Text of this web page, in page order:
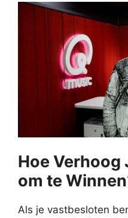
Hoe Verhoog
om te
Als je vastbesloten